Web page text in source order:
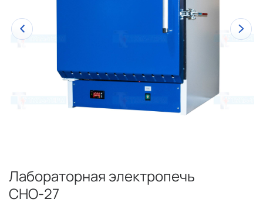
Лабораторная электропечь
СНО-27